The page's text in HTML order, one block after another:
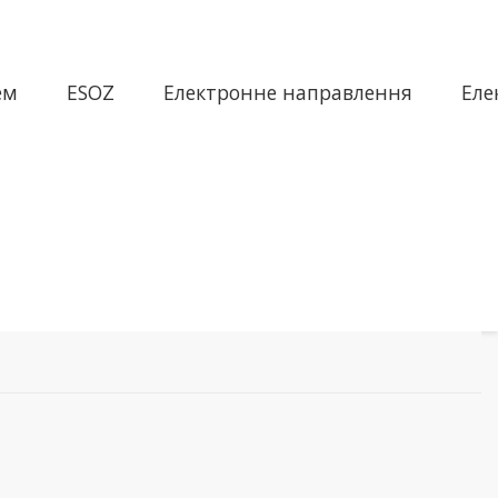
ESOZ Електронне направлення